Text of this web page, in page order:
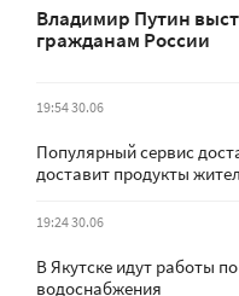
Владимир Путин
гражданам России
19:54 30.06
Популярный сервис
доставит продукты
19:24 30.06
В Якутске идут работы
водоснабжения